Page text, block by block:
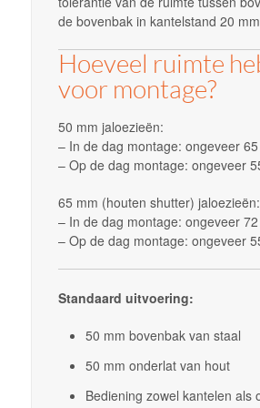
de bovenbak in kantelstand 20
Hoeveel ruimte
voor montage?
50 mm jaloezieën:
– In de dag montage: ongeveer
– Op de dag montage: ongeveer
65 mm (houten shutter) jaloezieën:
– In de dag montage: ongeveer
– Op de dag montage: ongeveer
Standaard uitvoering:
50 mm bovenbak van staal
50 mm onderlat van hout
Bediening zowel kantelen als